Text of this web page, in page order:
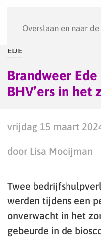
Overslaan en naar
EDE
Brandweer
BHV’ers in het
vrijdag 15 maart
door Lisa Mooijman
Twee
werden tijdens een
onverwacht in het
gebeurde in de